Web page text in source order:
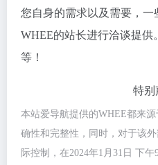
您自身的需求以及需要，
WHEE的站长进行洽谈提供
等！
特别
本站爱导航提供的WHEE都来
确性和完整性，同时，对于该
际控制，在2024年1月31日 下